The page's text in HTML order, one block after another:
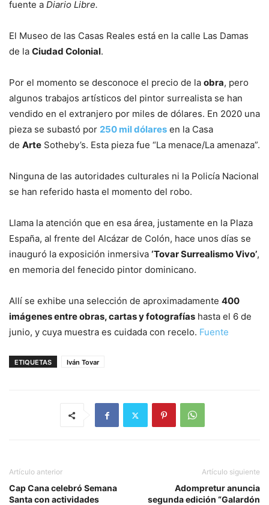
fuente a Diario Libre.
El Museo de las Casas Reales está en la calle Las Damas
de la Ciudad Colonial.
Por el momento se desconoce el precio de la obra, pero
algunos trabajos artísticos del pintor surrealista se han
vendido en el extranjero por miles de dólares. En 2020 una
pieza se subastó por 250 mil dólares en la Casa
de Arte Sotheby’s. Esta pieza fue “La menace/La amenaza”.
Ninguna de las autoridades culturales ni la Policía Nacional
se han referido hasta el momento del robo.
Llama la atención que en esa área, justamente en la Plaza
España, al frente del Alcázar de Colón, hace unos días se
inauguró la exposición inmersiva ‘Tovar Surrealismo Vivo’,
en memoria del fenecido pintor dominicano.
Allí se exhibe una selección de aproximadamente 400
imágenes entre obras, cartas y fotografías hasta el 6 de
junio, y cuya muestra es cuidada con recelo. Fuente
ETIQUETAS Iván Tovar
Artículo anterior
Cap Cana celebró Semana
Santa con actividades
Artículo siguiente
Adompretur anuncia
segunda edición “Galardón